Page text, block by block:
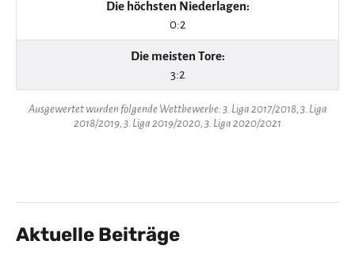
Die höchsten Niederlagen:
0:2
Die meisten Tore:
3:2
Ausgewertet wurden folgende Wettbewerbe: 3. Liga 2017/2018, 3. Liga
2018/2019, 3. Liga 2019/2020, 3. Liga 2020/2021
Aktuelle Beiträge